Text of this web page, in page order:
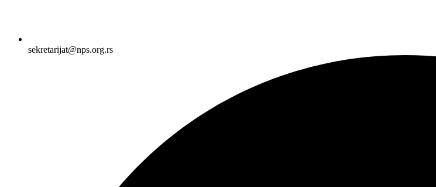
sekretarijat@nps.org.rs